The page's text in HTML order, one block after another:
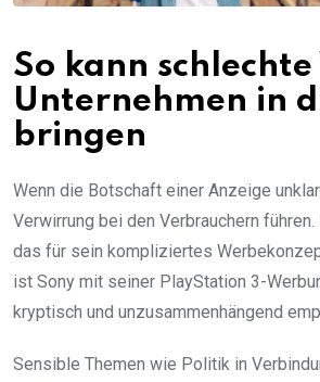
So kann
Unternehmen in
bringen
Wenn die Botschaft einer Anzeige
Verwirrung bei den Verbrauchern führen.
das für sein kompliziertes
ist Sony mit seiner PlayStation 3-
kryptisch und unzusammenhängend
Sensible Themen wie Politik in